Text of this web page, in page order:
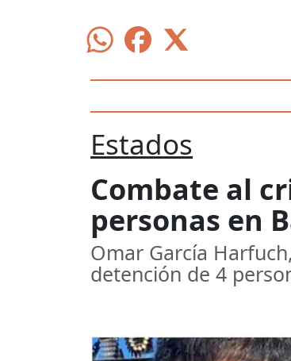
Estados
Combate al
personas en
Omar García
detención de 4